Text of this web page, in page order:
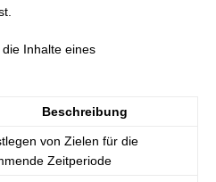
Inhalte eines
Beschreibung
von Zielen für die
Zeitperiode